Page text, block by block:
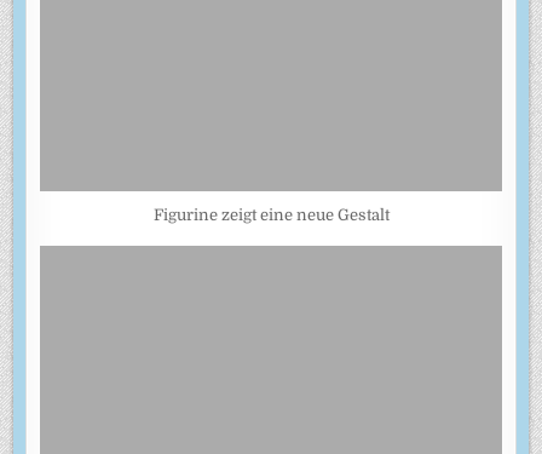
Figurine zeigt eine neue Gestalt